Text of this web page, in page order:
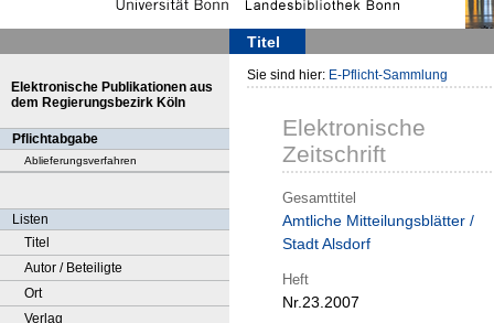
Titel
Elektronische Publikationen aus
dem Regierungsbezirk Köln
Pflichtabgabe
Ablieferungsverfahren
Listen
Titel
Autor / Beteiligte
Ort
Verlag
Sie sind hier: E-Pflicht-Sammlung
Elektronische
Zeitschrift
Gesamttitel
Amtliche Mitteilungsblätter /
Stadt Alsdorf
Heft
Nr.23.2007